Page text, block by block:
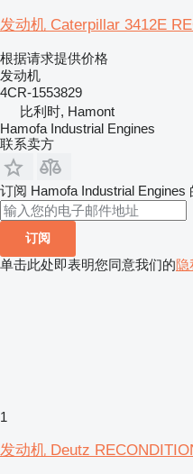
发动机 Caterpillar 3412E
根据请求提供价格
发动机
4CR-1553829
比利时, Hamont
Hamofa Industrial Engines
联系卖方
订阅 Hamofa Industrial Engines
订阅
单击此处即表明您同意我们的隐
1
发动机 Deutz